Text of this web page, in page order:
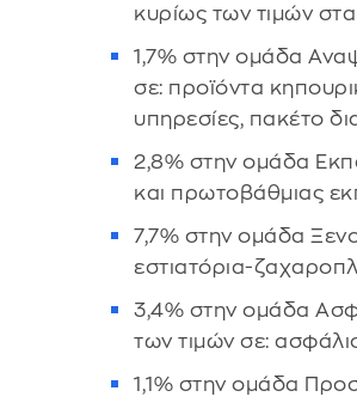
κυρίως των τιμών
1,7% στην ομάδα
σε: προϊόντα
υπηρεσίες, πακέτο
2,8% στην ομάδα
και πρωτοβάθμιας
7,7% στην ομάδα
εστιατόρια-
3,4% στην ομάδα
των τιμών σε:
1,1% στην ομάδα